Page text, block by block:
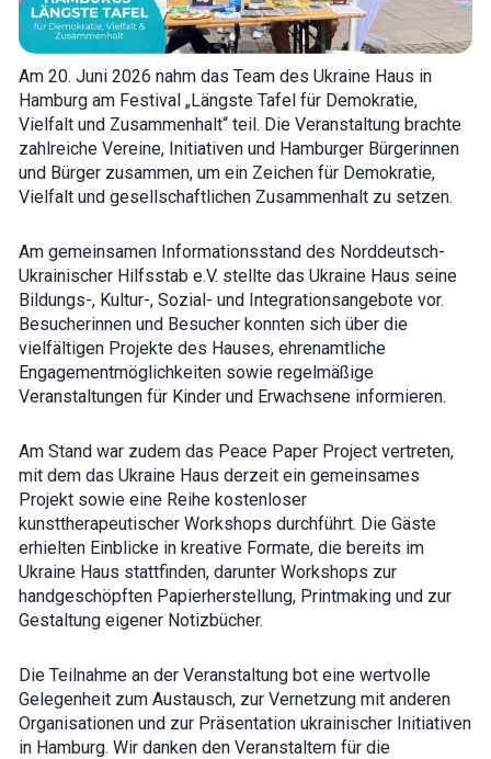
Am 20. Juni 2026 nahm das Team des Ukraine Haus in
Hamburg am Festival „Längste Tafel für Demokratie,
Vielfalt und Zusammenhalt“ teil. Die Veranstaltung brachte
zahlreiche Vereine, Initiativen und Hamburger Bürgerinnen
und Bürger zusammen, um ein Zeichen für Demokratie,
Vielfalt und gesellschaftlichen Zusammenhalt zu setzen.
Am gemeinsamen Informationsstand des Norddeutsch-
Ukrainischer Hilfsstab e.V. stellte das Ukraine Haus seine
Bildungs-, Kultur-, Sozial- und Integrationsangebote vor.
Besucherinnen und Besucher konnten sich über die
vielfältigen Projekte des Hauses, ehrenamtliche
Engagementmöglichkeiten sowie regelmäßige
Veranstaltungen für Kinder und Erwachsene informieren.
Am Stand war zudem das Peace Paper Project vertreten,
mit dem das Ukraine Haus derzeit ein gemeinsames
Projekt sowie eine Reihe kostenloser
kunsttherapeutischer Workshops durchführt. Die Gäste
erhielten Einblicke in kreative Formate, die bereits im
Ukraine Haus stattfinden, darunter Workshops zur
handgeschöpften Papierherstellung, Printmaking und zur
Gestaltung eigener Notizbücher.
Die Teilnahme an der Veranstaltung bot eine wertvolle
Gelegenheit zum Austausch, zur Vernetzung mit anderen
Organisationen und zur Präsentation ukrainischer Initiativen
in Hamburg. Wir danken den Veranstaltern für die
website's
functionality
and
based on
how the
used.
Experience
to perform
as well as
possible
during your
visit. If you
refuse these
cookies,
some
functionality
from the
website.
Marketing
By sharing
your
interests and
behavior as
chance of
seeing
personalized
content and
offers.